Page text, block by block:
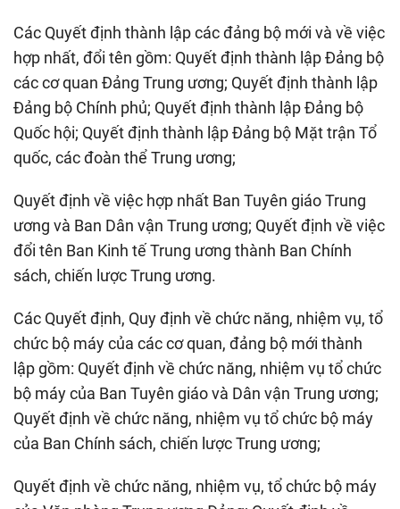
Các Quyết định thành lập các đảng bộ mới và về việc
hợp nhất, đổi tên gồm: Quyết định thành lập Đảng bộ
các cơ quan Đảng Trung ương; Quyết định thành lập
Đảng bộ Chính phủ; Quyết định thành lập Đảng bộ
Quốc hội; Quyết định thành lập Đảng bộ Mặt trận Tổ
quốc, các đoàn thể Trung ương;
Quyết định về việc hợp nhất Ban Tuyên giáo Trung
ương và Ban Dân vận Trung ương; Quyết định về việc
đổi tên Ban Kinh tế Trung ương thành Ban Chính
sách, chiến lược Trung ương.
Các Quyết định, Quy định về chức năng, nhiệm vụ, tổ
chức bộ máy của các cơ quan, đảng bộ mới thành
lập gồm: Quyết định về chức năng, nhiệm vụ tổ chức
bộ máy của Ban Tuyên giáo và Dân vận Trung ương;
Quyết định về chức năng, nhiệm vụ tổ chức bộ máy
của Ban Chính sách, chiến lược Trung ương;
Quyết định về chức năng, nhiệm vụ, tổ chức bộ máy